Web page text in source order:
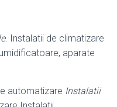
. Instalatii de climatizare
aparate
automatizare Instalatii